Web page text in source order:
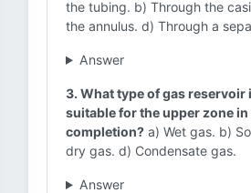
the tubing. b) Through the
the annulus. d) Through a
Answer
3. What type of gas reservoir
suitable for the upper zone
completion? a) Wet gas. b)
dry gas. d) Condensate gas.
Answer